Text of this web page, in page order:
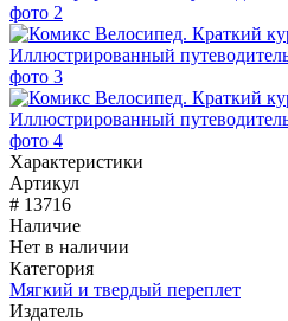
Характеристики
Артикул
# 13716
Наличие
Нет в наличии
Категория
Мягкий и твердый переплет
Издатель